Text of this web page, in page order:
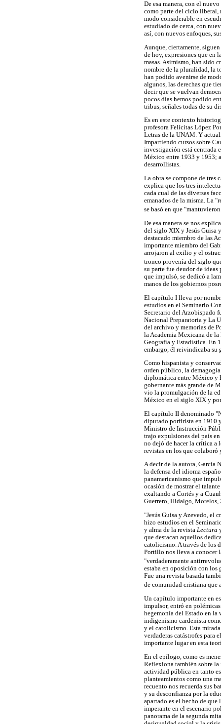
De esa manera, con el
como parte del ciclo liberal,
modo considerable en
estudiado de cerca, con
así, con nuevos enfoques,
Aunque, ciertamente,
de hoy, expresiones que en
masas. Asimismo, han sido
nombre de la pluralidad, la
han podido avenirse de
algunos, las derechas que
decir que se vuelvan
pocos días hemos podido
tribus, señales todas de su
Es en este contexto
profesora Felícitas López
Letras de la UNAM. Y
Impartiendo cursos sobre
investigación está centrada
México entre 1933 y 1953;
desarrollistas.
La obra se compone de
explica que los tres
cada cual de las diversas
emanados de la misma. La
se basó en que
De esa manera se nos
del siglo XIX y Jesús Guisa
destacado miembro de las
importante miembro del
arrojaron al exilio y el
tronco provenía del siglo
su parte fue deudor de
que impulsó, se dedicó a
manos de los gobiernos
El capítulo I lleva por
estudios en el Seminario
Secretario del Arzobispado
Nacional Preparatoria y La
del archivo y memorias de
la Academia Mexicana de
Geografía y Estadística. En
embargo, él reivindicaba su
Como hispanista y
orden público, la
diplomática entre México y
gobernante más grande de
vio la promulgación de la
México en el siglo XIX y
El capítulo II denominado
diputado porfirista en 1910
Ministro de Instrucción
trajo expulsiones del país
no dejó de hacer la crítica a
revistas en los que
A decir de la autora, García
la defensa del idioma
panamericanismo que
ocasión de mostrar el
exaltando a Cortés y a
Guerrero, Hidalgo,
"Jesús Guisa y Azevedo, el
hizo estudios en el
y alma de la revista Lectura
que destacan aquellos
catolicismo. A través de los
Portillo nos lleva a conocer
"verdaderamente
estaba en oposición con los
Fue una revista basada
de comunidad cristiana
Un capítulo importante en
impulsor, entró en
hegemonía del Estado en
indigenismo cardenista
y el catolicismo. Esta
verdaderas catástrofes para
importante lugar en esta
En el epílogo, como es
Reflexiona también sobre
actividad pública en tanto
planteamientos como una
recuento nos recuerda sus
y su desconfianza por la
apartado es el hecho de
imperante en el escenario
panorama de la segunda